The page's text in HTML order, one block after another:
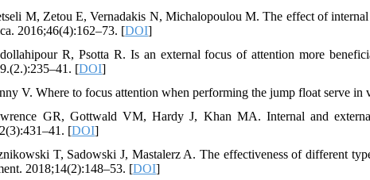
M, Zetou E, Vernadakis N, Michalopoulou M. The effect of
2016;46(4):162–73. [DOI]
R, Psotta R. Is an external focus of attention more
[DOI]
V. Where to focus attention when performing the jump float serve
GR, Gottwald VM, Hardy J, Khan MA. Internal and
[DOI]
T, Sadowski J, Mastalerz A. The effectiveness of different
2018;14(2):148–53. [DOI]